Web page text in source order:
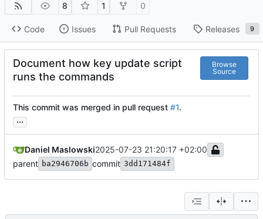
8 1 0
Code Issues Pull Requests Releases 9
Document how key update script
runs the commands
Browse
Source
This commit was merged in pull request #1.
...
Daniel Maslowski2025-07-23 21:20:17 +02:00
parent ba2946706b commit 3dd171484f